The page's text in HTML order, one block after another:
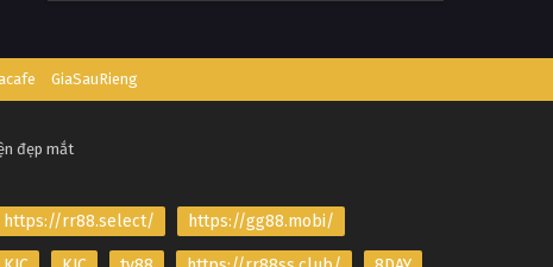
GiaSauRieng
đẹp mắt
https://rr88.select/ https://gg88.mobi/